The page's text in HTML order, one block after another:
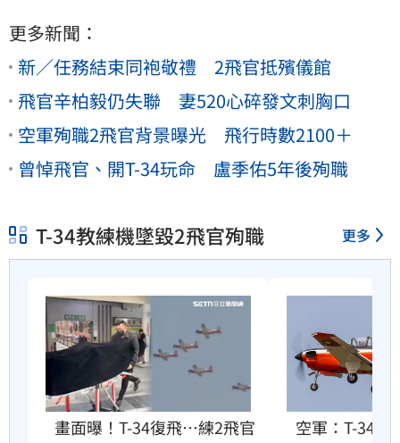
更多新聞：
新／任務結束同袍敬禮 2飛官抵殯儀館
飛官辛柏毅仍失聯 妻520心碎發文刺胸口
空軍殉職2飛官背景曝光 飛行時數2100＋
曾悼飛官、開T-34玩命 盧季佑5年後殉職
T-34教練機墜毀2飛官殉職 更多
畫面曝！T-34復飛…練2飛官
空軍：T-34「